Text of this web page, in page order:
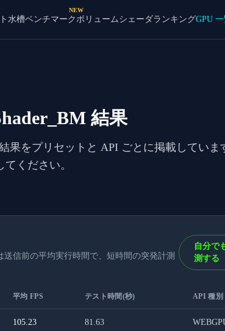
水槽ベンチマーク
NEW
ボリュームシェーダランキングGPU
結果
果をプリセットと API ごとに掲載していま
ください。
信前の平均実行時間で、短時間の突発計測
自分で
測する
平均 FPS テスト時間(秒) API 種別
105.23 81.63